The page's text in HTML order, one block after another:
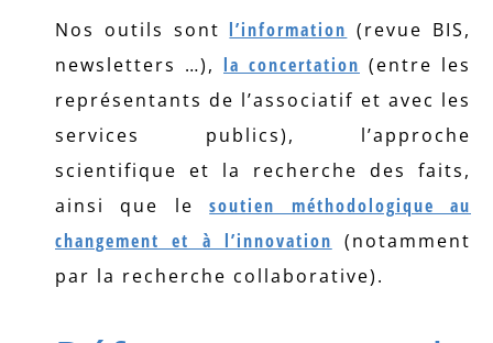
Nos outils sont l’information (revue BIS,
newsletters …), la concertation (entre les
représentants de l’associatif et avec les
services publics), l’approche
scientifique et la recherche des faits,
ainsi que lesoutien méthodologique au
changement et à l’innovation (notamment
par la recherche collaborative).